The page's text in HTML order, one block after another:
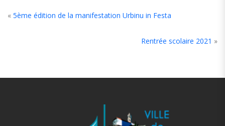
« 5ème édition de la manifestation Urbinu in Festa
Rentrée scolaire 2021 »